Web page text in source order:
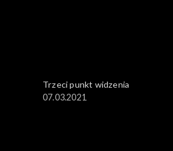
Trzeci punkt widzenia
07.03.2021